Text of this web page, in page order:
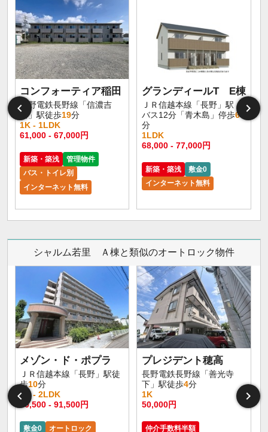
コンフォーティア稲田
長野電鉄長野線「信濃吉
田」駅徒歩19分
1K - 1LDK
61,000 - 67,000円
新築・築浅
管理物件
バス・トイレ別
インターネット無料
グランディールT E棟
ＪＲ信越本線「長野」駅
バス12分「青木島」停歩6
分
1LDK
68,000 - 77,000円
新築・築浅
敷金0
インターネット無料
シャルム若里 Ａ棟と類似のオートロック物件
メゾン・ド・ポプラ
ＪＲ信越本線「長野」駅徒
歩10分
1R - 2LDK
60,500 - 91,500円
敷金0 オートロック
プレジデント穂高
長野電鉄長野線「善光寺
下」駅徒歩4分
1K
50,000円
仲介手数料半額